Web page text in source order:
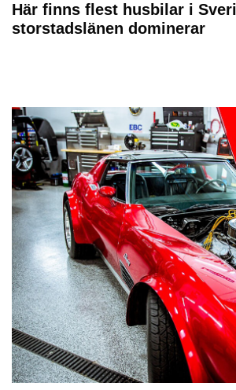
Här finns flest husbilar i
storstadslänen dominerar